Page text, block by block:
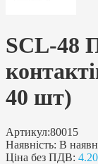
SCL-48
40 шт)
Артикул:80015
Наявність: В
Ціна без ПДВ: